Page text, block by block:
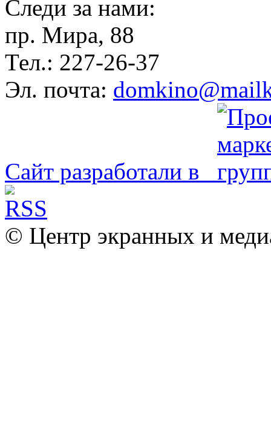
Следи за нами:
пр. Мира, 88
Тел.: 227-26-37
Эл. почта:
Сайт разработали в
© Центр экранных и